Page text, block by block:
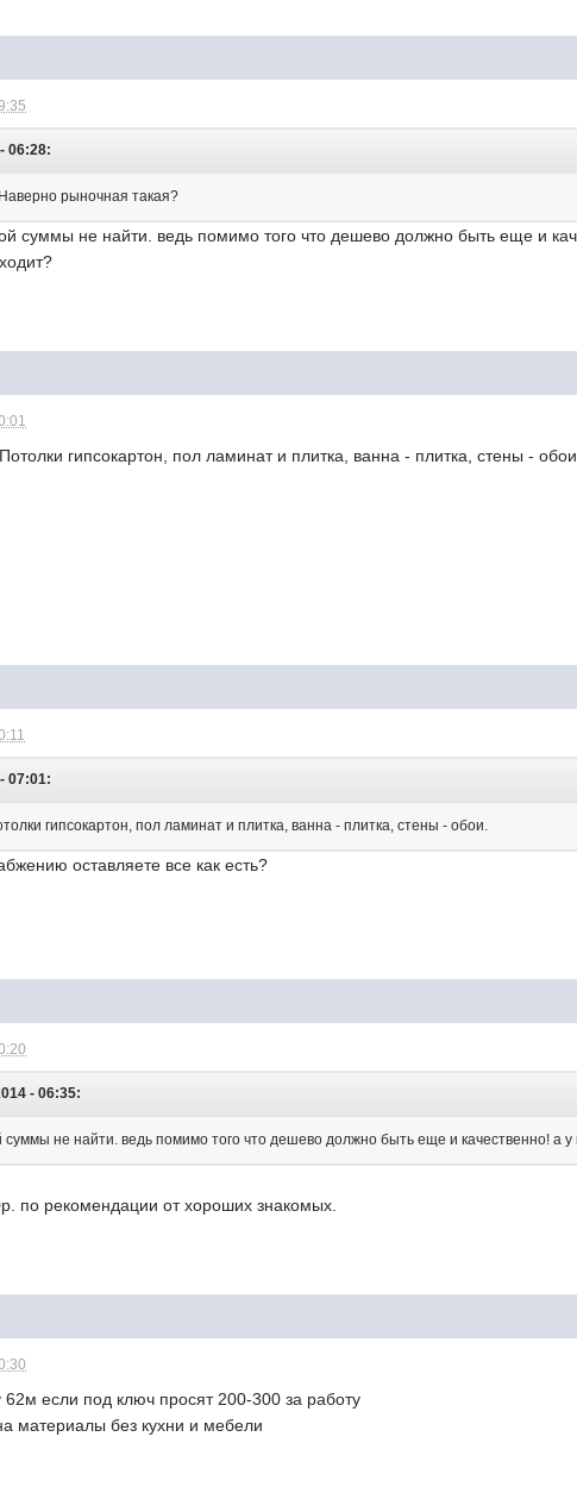
06:28:
рыночная такая?
суммы не найти. ведь помимо того что дешево должно быть еще и
гипсокартон, пол ламинат и плитка, ванна - плитка, стены -
07:01:
гипсокартон, пол ламинат и плитка, ванна - плитка, стены - обои.
оставляете все как есть?
- 06:35:
не найти. ведь помимо того что дешево должно быть еще и качественно! а у
по рекомендации от хороших знакомых.
если под ключ просят 200-300 за работу
материалы без кухни и мебели